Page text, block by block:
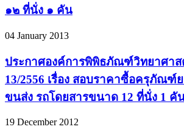
๑๒ ที่นั่ง ๑ คัน
04 January 2013
ประกาศองค์การพิพิธภัณฑ์วิทยาศาส
13/2556 เรื่อง สอบราคาซื้อครุภัณฑ์
ขนส่ง รถโดยสารขนาด 12 ที่นั่ง 1 คั
19 December 2012